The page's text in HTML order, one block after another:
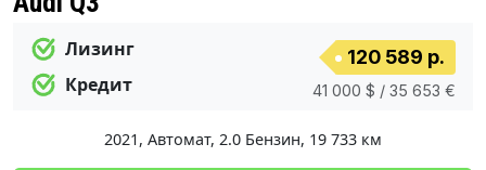
Лизинг
Кредит
120 589 р.
41 000 $ / 35 653 €
2021, Автомат, 2.0 Бензин, 19 733 км